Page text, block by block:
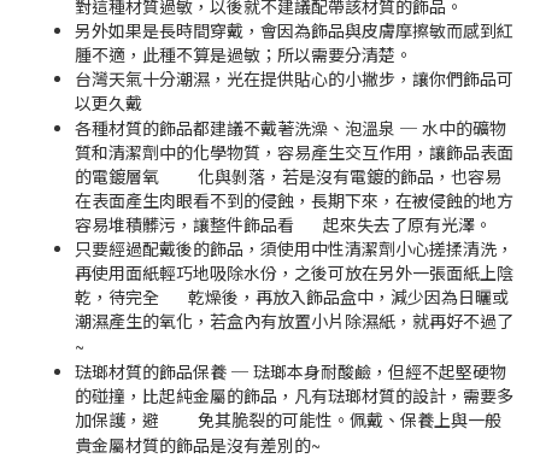
對這種材質過敏，以後就不建議配帶該材質的飾品。
另外如果是長時間穿戴，會因為飾品與皮膚摩擦敏而感到紅
腫不適，此種不算是過敏；所以需要分清楚。
台灣天氣十分潮濕，光在提供貼心的小撇步，讓你們飾品可
以更久戴
各種材質的飾品都建議不戴著洗澡、泡溫泉 ─ 水中的礦物
質和清潔劑中的化學物質，容易產生交互作用，讓飾品表面
的電鍍層氧 化與剝落，若是沒有電鍍的飾品，也容易
在表面產生肉眼看不到的侵蝕，長期下來，在被侵蝕的地方
容易堆積髒污，讓整件飾品看 起來失去了原有光澤。
只要經過配戴後的飾品，須使用中性清潔劑小心搓揉清洗，
再使用面紙輕巧地吸除水份，之後可放在另外一張面紙上陰
乾，待完全 乾燥後，再放入飾品盒中，減少因為日曬或
潮濕產生的氧化，若盒內有放置小片除濕紙，就再好不過了
~
琺瑯材質的飾品保養 ─ 琺瑯本身耐酸鹼，但經不起堅硬物
的碰撞，比起純金屬的飾品，凡有琺瑯材質的設計，需要多
加保護，避 免其脆裂的可能性。佩戴、保養上與一般
貴金屬材質的飾品是沒有差別的~